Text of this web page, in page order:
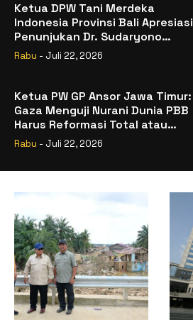
Ketua DPW Tani Merdeka
Indonesia Provinsi Bali Apresiasi
Penunjukan Dr. Sudaryono
sebagai Kepala Badan Gizi
Rabu - Juli 22, 2026
Ketua PW GP Ansor Jawa Timur:
Gaza Menguji Nurani Dunia PBB
Harus Reformasi Total atau
Kehilangan Legitimasi
Rabu - Juli 22, 2026